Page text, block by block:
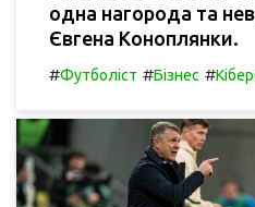
одна нагорода та
Євгена Коноплянки.
#Футболіст #Бізнес #